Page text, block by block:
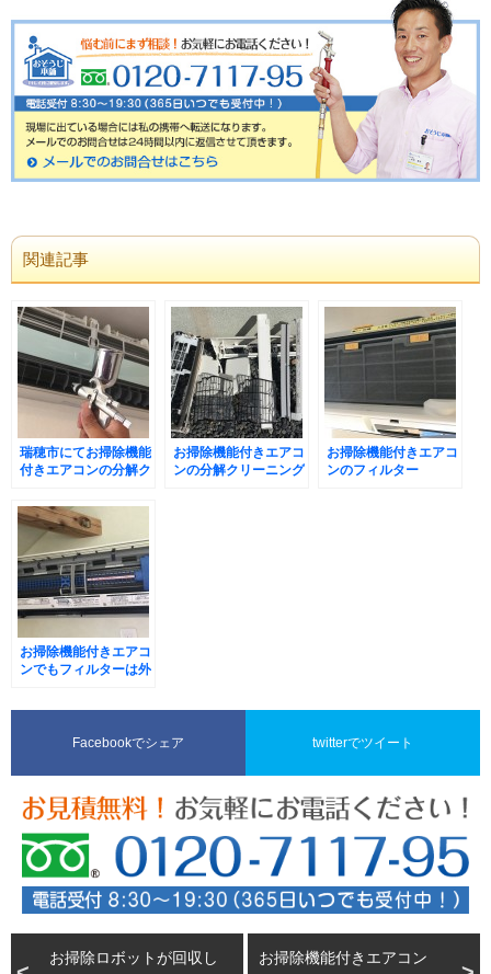
関連記事
瑞穂市にてお掃除機能
付きエアコンの分解ク
お掃除機能付きエアコ
ンの分解クリーニング
お掃除機能付きエアコ
ンのフィルター
お掃除機能付きエアコ
ンでもフィルターは外
Facebookでシェア twitterでツイート
お掃除ロボットが回収し お掃除機能付きエアコン